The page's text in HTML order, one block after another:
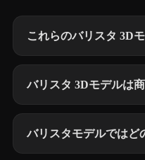
これらのバリスタ 3D
バリスタ 3Dモデルは
バリスタモデルではど